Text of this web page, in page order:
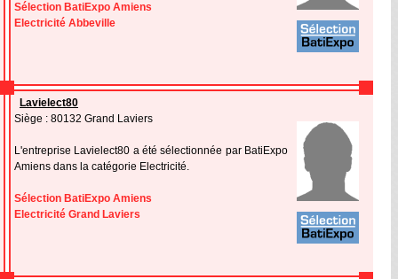
Sélection BatiExpo Amiens
Electricité Abbeville
Lavielect80
Siège : 80132 Grand Laviers
L'entreprise Lavielect80 a été sélectionnée par BatiExpo
Amiens dans la catégorie Electricité.
Sélection BatiExpo Amiens
Electricité Grand Laviers